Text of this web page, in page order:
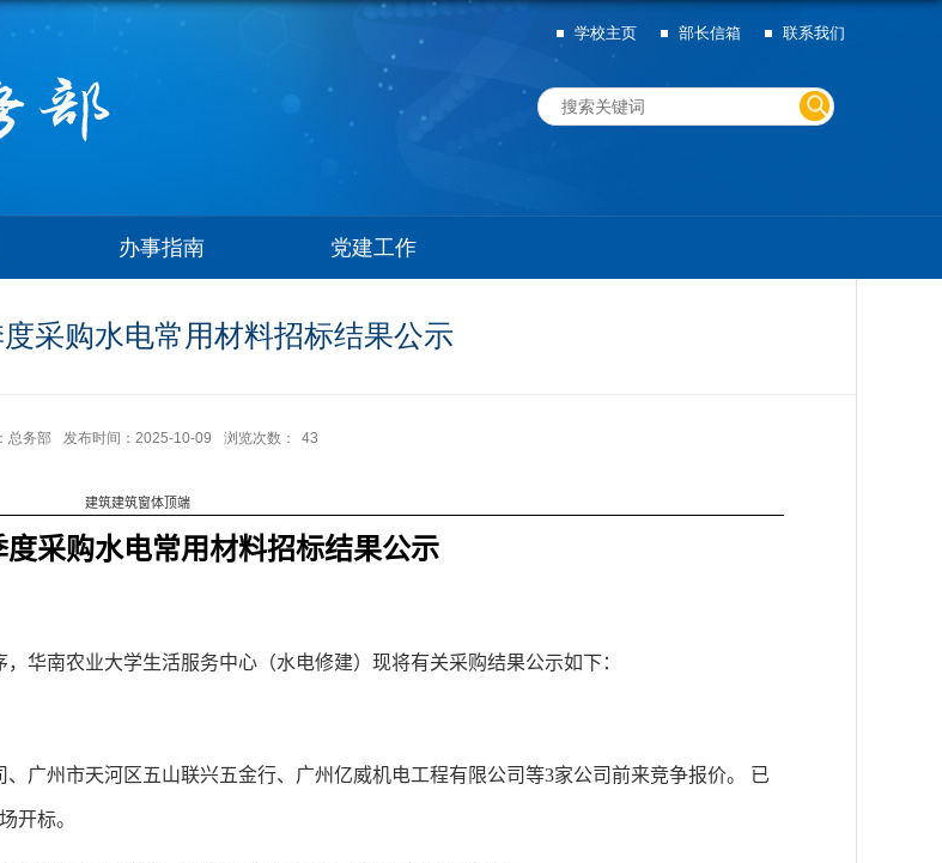
学校主页 部长信箱 联系我们
办事指南 党建工作
采购水电常用材料招标结果公示
总务部 发布时间：2025-10-09 浏览次数： 43
建筑建筑窗体顶端
度采购水电常用材料招标结果公示
华南农业大学生活服务中心（水电修建）现将有关采购结果公示如下：
、广州市天河区五山联兴五金行、 广州亿威机电工程有限公司等3家公司前来竞争报价。 已
开标。